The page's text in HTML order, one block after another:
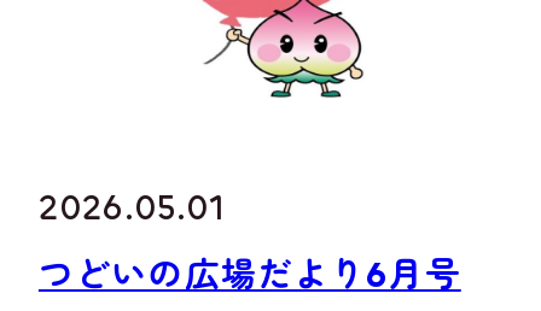
2026.05.01
つどいの広場だより6月号